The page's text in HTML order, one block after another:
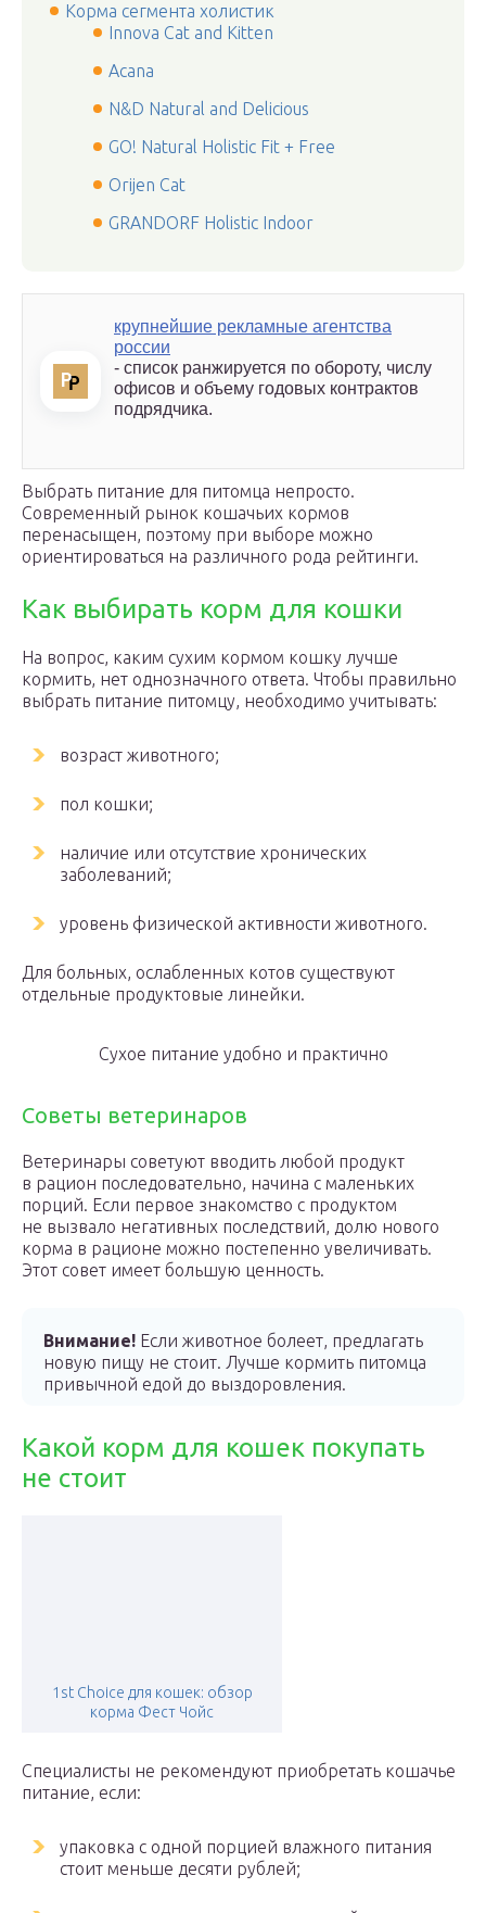
Корма сегмента холистик
Innova Cat and Kitten
Acana
N&D Natural and Delicious
GO! Natural Holistic Fit + Free
Orijen Cat
GRANDORF Holistic Indoor
крупнейшие рекламные агентства
россии
- список ранжируется по обороту, числу
офисов и объему годовых контрактов
подрядчика.
Выбрать питание для питомца непросто.
Современный рынок кошачьих кормов
перенасыщен, поэтому при выборе можно
ориентироваться на различного рода рейтинги.
Как выбирать корм для кошки
На вопрос, каким сухим кормом кошку лучше
кормить, нет однозначного ответа. Чтобы правильно
выбрать питание питомцу, необходимо учитывать:
возраст животного;
пол кошки;
наличие или отсутствие хронических
заболеваний;
уровень физической активности животного.
Для больных, ослабленных котов существуют
отдельные продуктовые линейки.
Сухое питание удобно и практично
Советы ветеринаров
Ветеринары советуют вводить любой продукт
в рацион последовательно, начина с маленьких
порций. Если первое знакомство с продуктом
не вызвало негативных последствий, долю нового
корма в рационе можно постепенно увеличивать.
Этот совет имеет большую ценность.
Внимание! Если животное болеет, предлагать
новую пищу не стоит. Лучше кормить питомца
привычной едой до выздоровления.
Какой корм для кошек покупать
не стоит
1st Choice для кошек: обзор
корма Фест Чойс
Специалисты не рекомендуют приобретать кошачье
питание, если:
упаковка с одной порцией влажного питания
стоит меньше десяти рублей;